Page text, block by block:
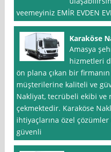
veemeyiniz EMİR EVDEN
Karaköse
Amasya
hizmetleri
ön plana çıkan bir firmanın
müşterilerine kaliteli ve
Nakliyat, tecrübeli ekibi ve
çekmektedir. Karaköse
ihtiyaçlarına özel çözümler
güvenli